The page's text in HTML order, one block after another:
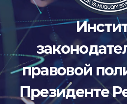
правовой
Президенте